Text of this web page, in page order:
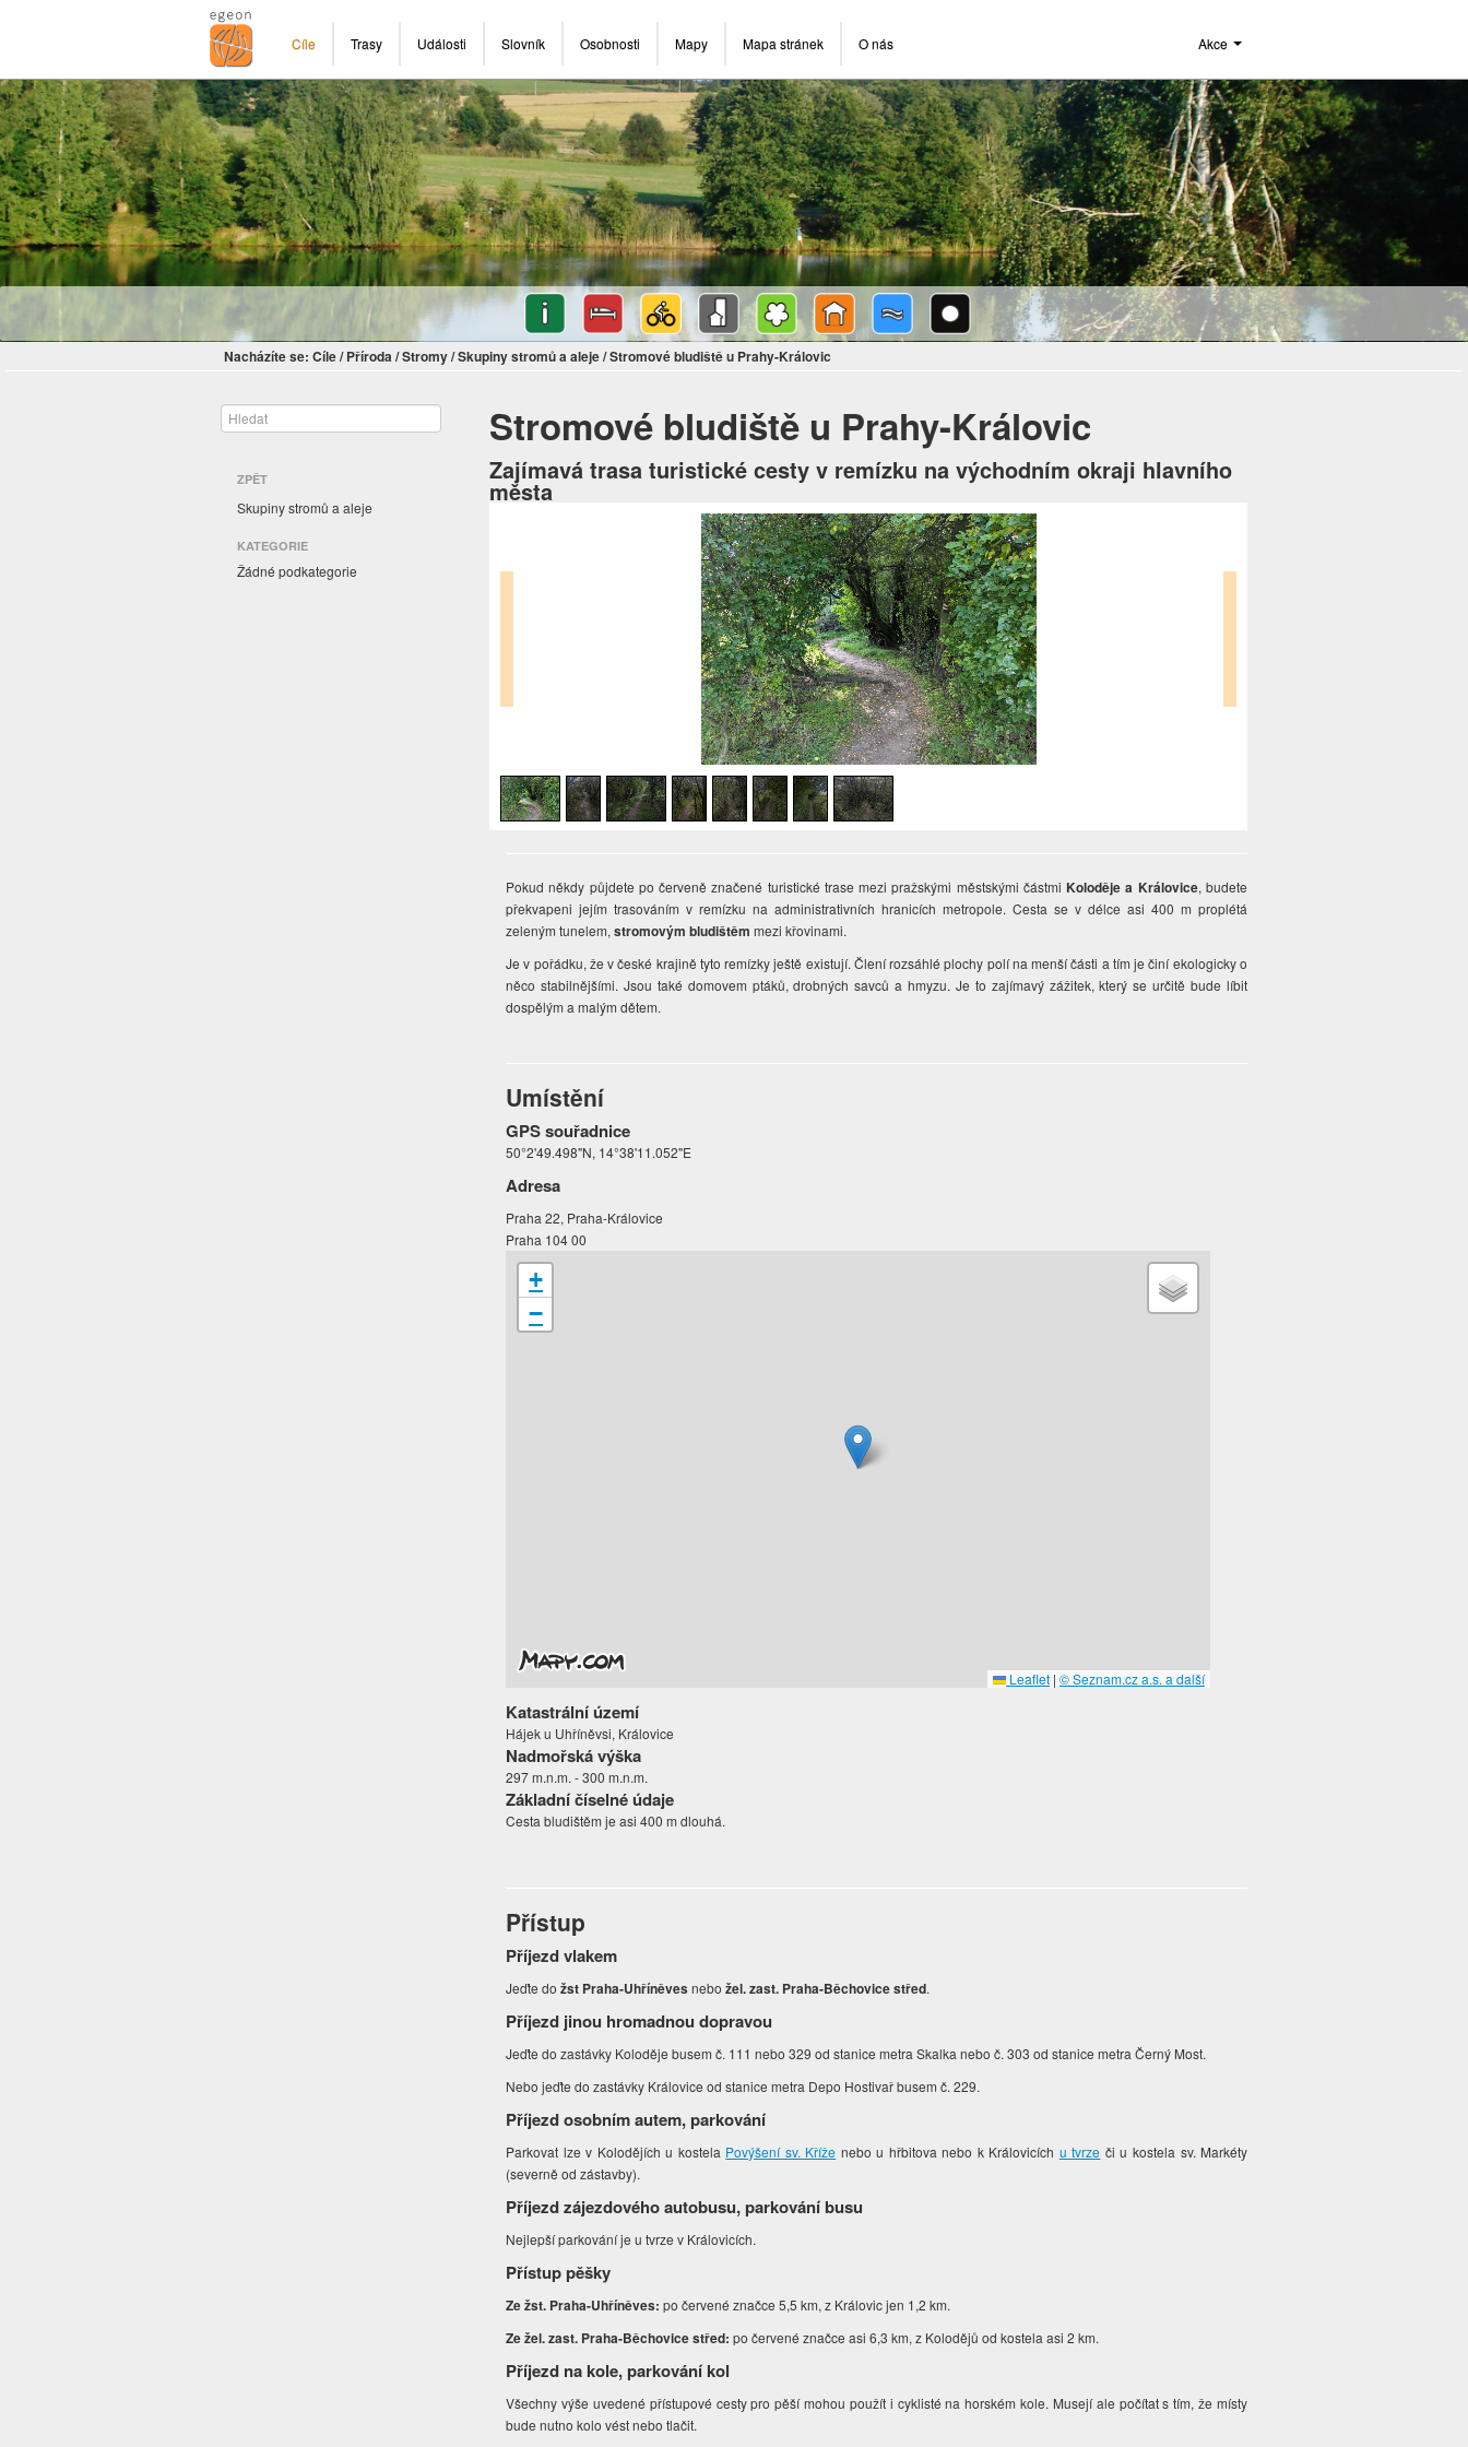
Cíle Trasy Události Slovník Osobnosti Mapy Mapa stránek O nás Akce
Nacházíte se: Cíle/ Příroda/Stromy/Skupiny stromů a aleje/Stromové bludiště u Prahy-Královic
ZPĚT
Skupiny stromů a aleje
KATEGORIE
Žádné podkategorie
Stromové bludiště u Prahy-Královic
Zajímavá trasa turistické cesty v remízku na východním okraji hlavního
města
Pokud někdy půjdete po červeně značené turistické trase mezi pražskými městskými částmi Koloděje a Královice, budete
překvapeni jejím trasováním v remízku na administrativních hranicích metropole. Cesta se v délce asi 400 m proplétá
zeleným tunelem, stromovým bludištěm mezi křovinami.
Je v pořádku, že v české krajině tyto remízky ještě existují. Člení rozsáhlé plochy polí na menší části a tím je činí ekologicky o
něco stabilnějšími. Jsou také domovem ptáků, drobných savců a hmyzu. Je to zajímavý zážitek, který se určitě bude líbit
dospělým a malým dětem.
Umístění
GPS souřadnice
50°2'49.498"N, 14°38'11.052"E
Adresa
Praha 22, Praha-Královice
Praha 104 00
+
−
Leaflet | © Seznam.cz a.s. a další
Katastrální území
Hájek u Uhříněvsi, Královice
Nadmořská výška
297 m.n.m. - 300 m.n.m.
Základní číselné údaje
Cesta bludištěm je asi 400 m dlouhá.
Přístup
Příjezd vlakem
Jeďte dožst Praha-Uhříněvesnebo žel. zast. Praha-Běchovice střed.
Příjezd jinou hromadnou dopravou
Jeďte do zastávky Koloděje busem č. 111 nebo 329 od stanice metra Skalka nebo č. 303 od stanice metra Černý Most.
Nebo jeďte do zastávky Královice od stanice metra Depo Hostivař busem č. 229.
Příjezd osobním autem, parkování
Parkovat lze v Kolodějích u kostela Povýšení sv. Kříže nebo u hřbitova nebo k Královicích u tvrze či u kostela sv. Markéty
(severně od zástavby).
Příjezd zájezdového autobusu, parkování busu
Nejlepší parkování je u tvrze v Královicích.
Přístup pěšky
Ze žst. Praha-Uhříněves: po červené značce 5,5 km, z Královic jen 1,2 km.
Ze žel. zast. Praha-Běchovice střed:po červené značce asi 6,3 km, z Kolodějů od kostela asi 2 km.
Příjezd na kole, parkování kol
Všechny výše uvedené přístupové cesty pro pěší mohou použít i cyklisté na horském kole. Musejí ale počítat s tím, že místy
bude nutno kolo vést nebo tlačit.